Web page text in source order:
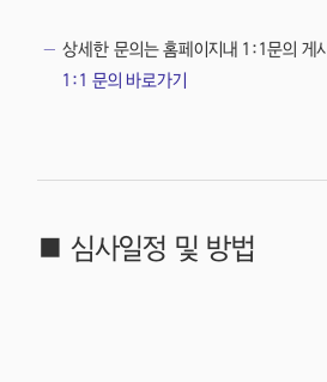
상세한 문의는 홈페이지내 1:1문의 게
1:1 문의 바로가기
■ 심사일정 및 방법